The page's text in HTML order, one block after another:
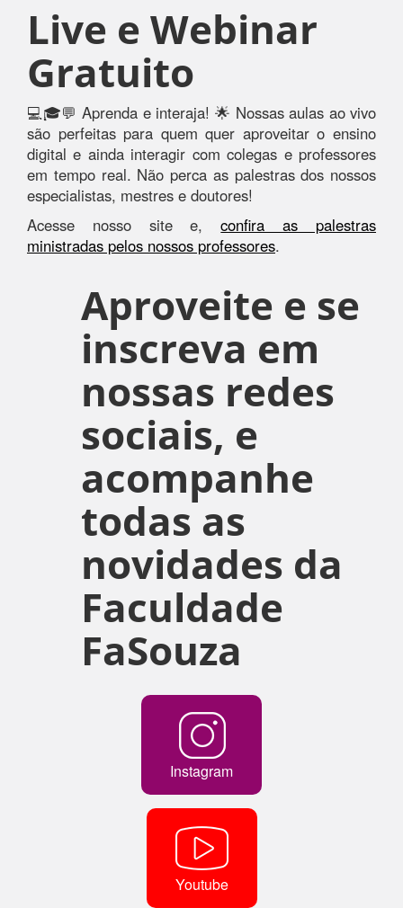
Live e Webinar
Gratuito
💻🎓💬 Aprenda e interaja! 🌟 Nossas aulas ao vivo
são perfeitas para quem quer aproveitar o ensino
digital e ainda interagir com colegas e professores
em tempo real. Não perca as palestras dos nossos
especialistas, mestres e doutores!
Acesse nosso site e,confira as palestras
ministradas pelos nossos professores.
Aproveite e se
inscreva em
nossas redes
sociais, e
acompanhe
todas as
novidades da
Faculdade
FaSouza
Instagram
Youtube